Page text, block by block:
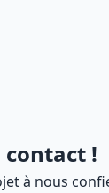
contact !
à nous